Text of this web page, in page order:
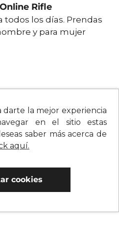
darte la mejor experiencia
en el sitio estas
saber más acerca de
aquí.
cookies
Rifle
todos los días. Prendas
y para mujer